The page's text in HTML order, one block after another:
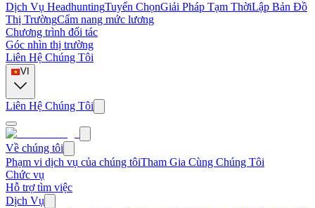
Dịch Vụ HeadhuntingTuyển ChọnGiải Pháp Tạm ThờiLập Bản Đồ
Thị TrườngCẩm nang mức lương
Chương trình đối tác
Góc nhìn thị trường
Liên Hệ Chúng Tôi
VI
Liên Hệ Chúng Tôi
Về chúng tôi
Phạm vi dịch vụ của chúng tôiTham Gia Cùng Chúng Tôi
Chức vụ
Hỗ trợ tìm việc
Dịch Vụ